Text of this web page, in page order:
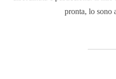
pronta, lo sono